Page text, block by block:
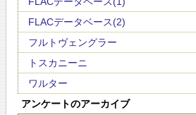
FLACデータベース(2)
フルトヴェングラー
トスカニーニ
ワルター
アンケートのアーカイブ